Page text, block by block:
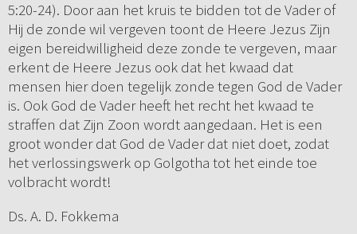
5:20-24). Door aan het kruis te bidden tot de Vader of
Hij de zonde wil vergeven toont de Heere Jezus Zijn
eigen bereidwilligheid deze zonde te vergeven, maar
erkent de Heere Jezus ook dat het kwaad dat
mensen hier doen tegelijk zonde tegen God de Vader
is. Ook God de Vader heeft het recht het kwaad te
straffen dat Zijn Zoon wordt aangedaan. Het is een
groot wonder dat God de Vader dat niet doet, zodat
het verlossingswerk op Golgotha tot het einde toe
volbracht wordt!
Ds. A. D. Fokkema